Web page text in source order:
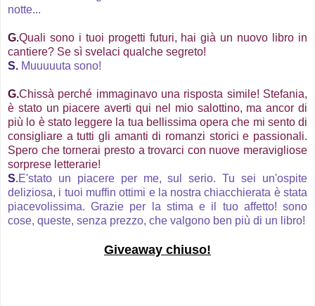
notte...
G.Quali sono i tuoi progetti futuri, hai già un nuovo libro in
cantiere? Se sì svelaci qualche segreto!
S. Muuuuuta sono!
G.Chissà perché immaginavo una risposta simile! Stefania,
è stato un piacere averti qui nel mio salottino, ma ancor di
più lo è stato leggere la tua bellissima opera che mi sento di
consigliare a tutti gli amanti di romanzi storici e passionali.
Spero che tornerai presto a trovarci con nuove meravigliose
sorprese letterarie!
S.E'stato un piacere per me, sul serio. Tu sei un'ospite
deliziosa, i tuoi muffin ottimi e la nostra chiacchierata è stata
piacevolissima. Grazie per la stima e il tuo affetto! sono
cose, queste, senza prezzo, che valgono ben più di un libro!
Giveaway chiuso!